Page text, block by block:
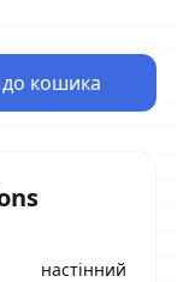
кошика
настінний